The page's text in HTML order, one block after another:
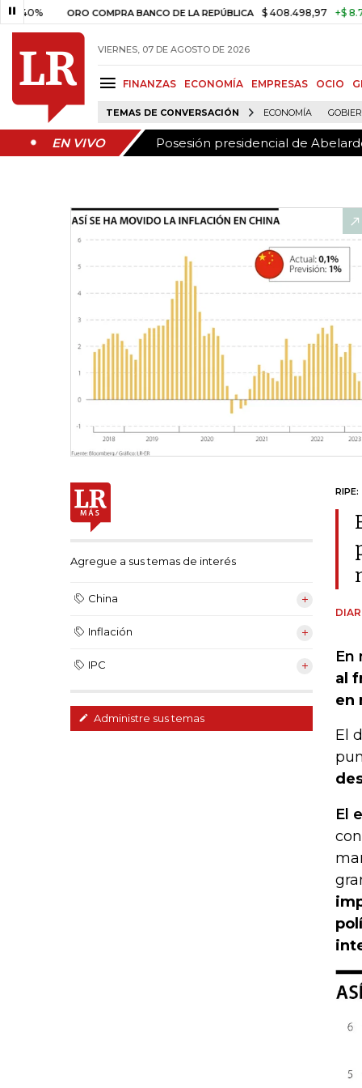
ORO COMPRA BANCO DE LA REPÚBLICA $ 408.498,97 +$ 8.753,81
VIERNES, 07 DE AGOSTO DE 2026
FINANZAS ECONOMÍA EMPRESAS OCIO
TEMAS DE CONVERSACIÓN ECONOMÍA
EN VIVO Posesión presidencial de
EN VIVO Posesión presidencial de
Agregue a sus temas de interés
China
Inflación
IPC
Administre sus temas
RIPE:
En
al
en
El
El